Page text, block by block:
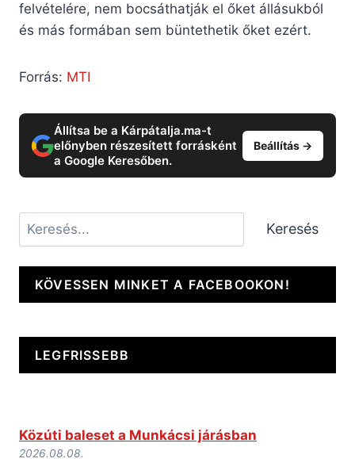
felvételére, nem bocsáthatják el őket állásukból
és más formában sem büntethetik őket ezért.
Forrás: MTI
Állítsa be a Kárpátalja.ma-t
előnyben részesített forrásként
a Google Keresőben.
Beállítás →
Keresés Keresés
KÖVESSEN MINKET A FACEBOOKON!
LEGFRISSEBB
Közúti baleset a Munkácsi járásban
2026.08.08.